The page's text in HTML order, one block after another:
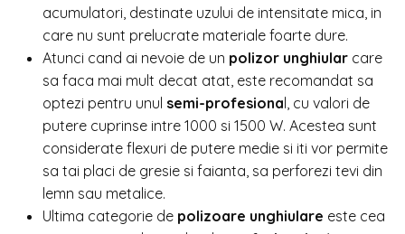
acumulatori, destinate uzului de intensitate mica, in
care nu sunt prelucrate materiale foarte dure.
Atunci cand ai nevoie de un polizor unghiular care
sa faca mai mult decat atat, este recomandat sa
optezi pentru unul semi-profesional, cu valori de
putere cuprinse intre 1000 si 1500 W. Acestea sunt
considerate flexuri de putere medie si iti vor permite
sa tai placi de gresie si faianta, sa perforezi tevi din
lemn sau metalice.
Ultima categorie de polizoare unghiulare este cea